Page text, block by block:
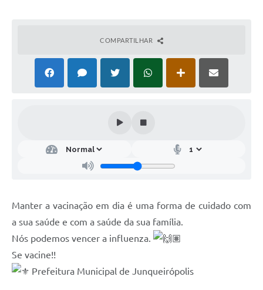
COMPARTILHAR
Manter a vacinação em dia é uma forma de cuidado com
a sua saúde e com a saúde da sua família.
Nós podemos vencer a influenza.
Se vacine!!
Prefeitura Municipal de Junqueirópolis